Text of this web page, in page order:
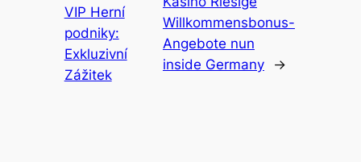
VIP Herní
podniky:
Exkluzivní
Zážitek
Willkommensbonus-
Angebote nun
inside Germany
→